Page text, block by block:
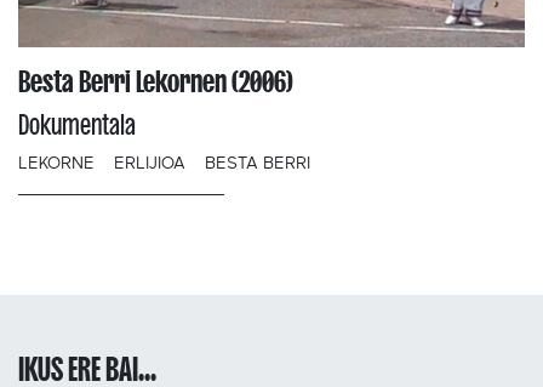
Besta Berri Lekornen (2006)
Dokumentala
LEKORNE ERLIJIOA BESTA BERRI
IKUS ERE BAI...